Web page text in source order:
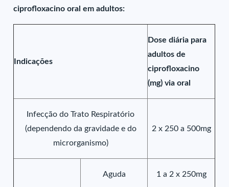
ciprofloxacino oral em adultos:
Indicações
Dose diária para
adultos de
ciprofloxacino
(mg) via oral
Infecção do Trato Respiratório
(dependendo da gravidade e do
microrganismo)
2 x 250 a 500mg
Aguda 1 a 2 x 250mg